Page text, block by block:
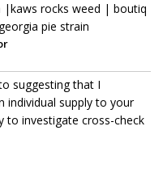
|kaws rocks weed | boutiq
pie strain
suggesting that I
individual supply to your
to investigate cross-check